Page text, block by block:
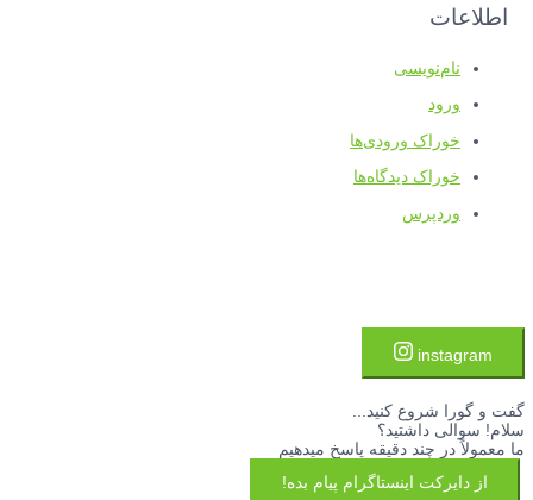
اطلاعات
نام‌نویسی
ورود
خوراک ورودی‌ها
خوراک دیدگاه‌ها
وردپرس
instagram
گفت و گورا شروع کنید...
سلام! سوالی داشتید؟
ما معمولاً در چند دقیقه پاسخ میدهیم
از دایرکت اینستاگرام پیام بده!